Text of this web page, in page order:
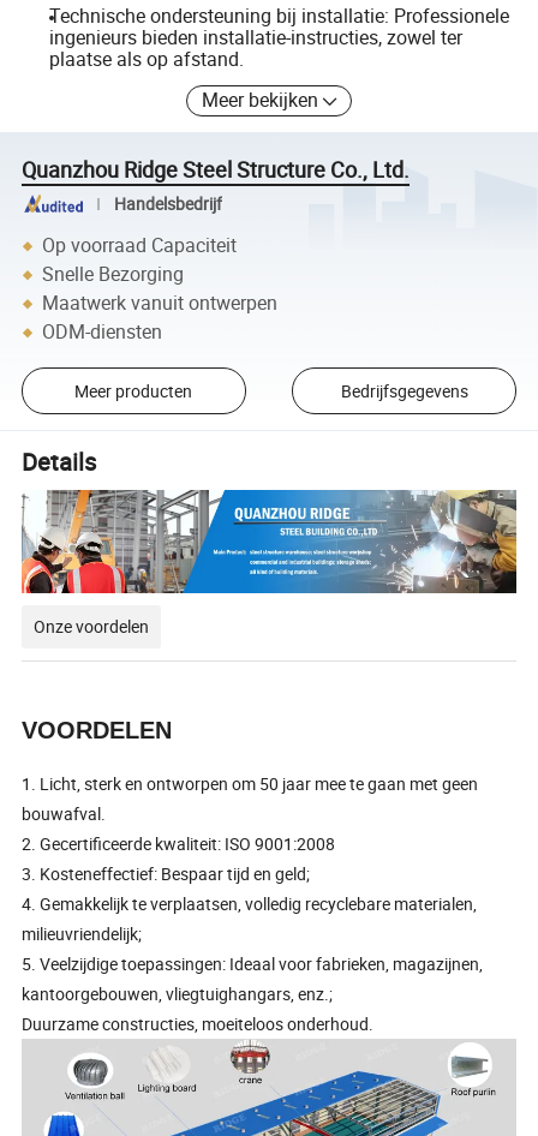
Technische ondersteuning bij installatie: Professionele
ingenieurs bieden installatie-instructies, zowel ter
plaatse als op afstand.
Meer bekijken
Quanzhou Ridge Steel Structure Co., Ltd.
Handelsbedrijf
Op voorraad Capaciteit
Snelle Bezorging
Maatwerk vanuit ontwerpen
ODM-diensten
Meer producten Bedrijfsgegevens
Details
Onze voordelen
VOORDELEN
1. Licht, sterk en ontworpen om 50 jaar mee te gaan met geen
bouwafval.
2. Gecertificeerde kwaliteit: ISO 9001:2008
3. Kosteneffectief: Bespaar tijd en geld;
4. Gemakkelijk te verplaatsen, volledig recyclebare materialen,
milieuvriendelijk;
5. Veelzijdige toepassingen: Ideaal voor fabrieken, magazijnen,
kantoorgebouwen, vliegtuighangars, enz.;
Duurzame constructies, moeiteloos onderhoud.